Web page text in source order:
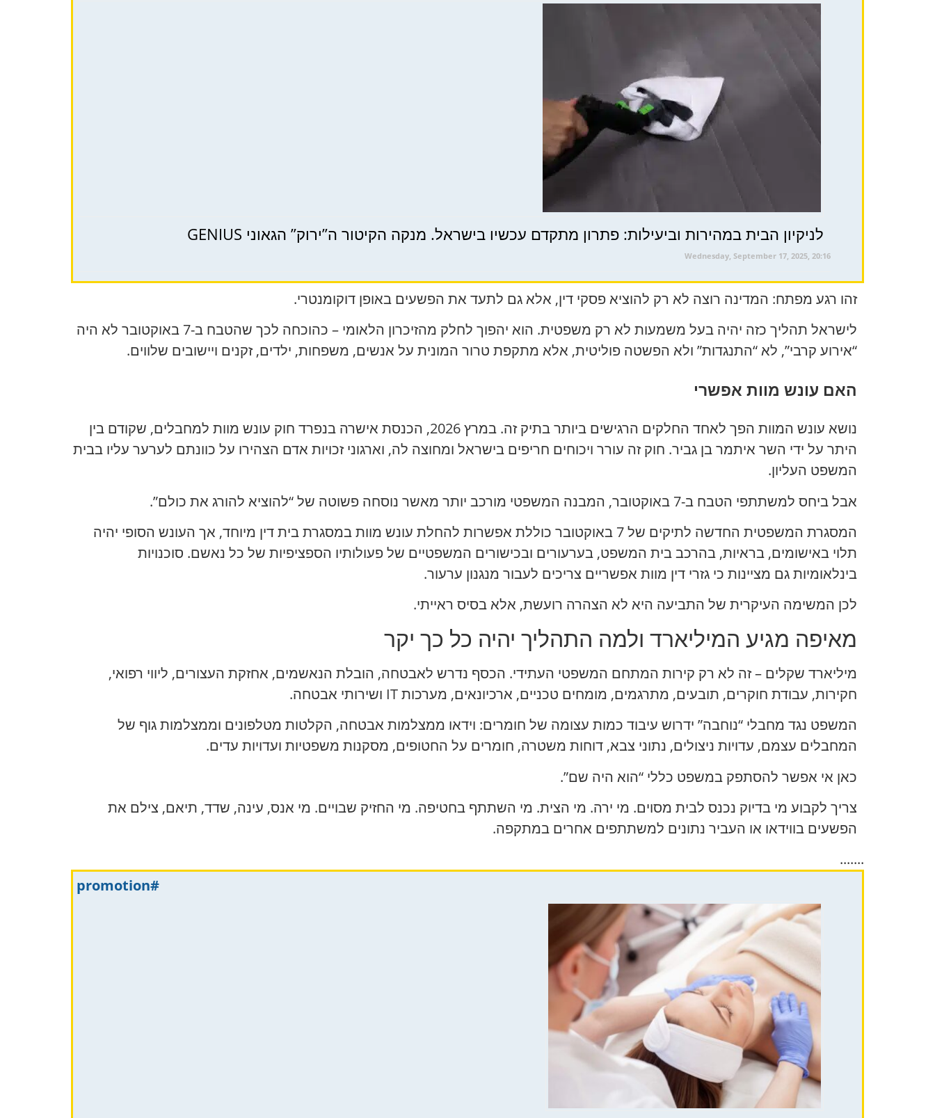
לניקיון הבית במהירות וביעילות: פתרון מתקדם עכשיו בישראל. מנקה הקיטור ה”ירוק” הגאוני GENIUS
Wednesday, September 17, 2025, 20:16
זהו רגע מפתח: המדינה רוצה לא רק להוציא פסקי דין, אלא גם לתעד את הפשעים באופן דוקומנטרי.
לישראל תהליך כזה יהיה בעל משמעות לא רק משפטית. הוא יהפוך לחלק מהזיכרון הלאומי – כהוכחה לכך שהטבח ב-7 באוקטובר לא היה
“אירוע קרבי”, לא “התנגדות” ולא הפשטה פוליטית, אלא מתקפת טרור המונית על אנשים, משפחות, ילדים, זקנים ויישובים שלווים.
האם עונש מוות אפשרי
נושא עונש המוות הפך לאחד החלקים הרגישים ביותר בתיק זה. במרץ 2026, הכנסת אישרה בנפרד חוק עונש מוות למחבלים, שקודם בין
היתר על ידי השר איתמר בן גביר. חוק זה עורר ויכוחים חריפים בישראל ומחוצה לה, וארגוני זכויות אדם הצהירו על כוונתם לערער עליו בבית
המשפט העליון.
אבל ביחס למשתתפי הטבח ב-7 באוקטובר, המבנה המשפטי מורכב יותר מאשר נוסחה פשוטה של “להוציא להורג את כולם”.
המסגרת המשפטית החדשה לתיקים של 7 באוקטובר כוללת אפשרות להחלת עונש מוות במסגרת בית דין מיוחד, אך העונש הסופי יהיה
תלוי באישומים, בראיות, בהרכב בית המשפט, בערעורים ובכישורים המשפטיים של פעולותיו הספציפיות של כל נאשם. סוכנויות
בינלאומיות גם מציינות כי גזרי דין מוות אפשריים צריכים לעבור מנגנון ערעור.
לכן המשימה העיקרית של התביעה היא לא הצהרה רועשת, אלא בסיס ראייתי.
מאיפה מגיע המיליארד ולמה התהליך יהיה כל כך יקר
מיליארד שקלים – זה לא רק קירות המתחם המשפטי העתידי. הכסף נדרש לאבטחה, הובלת הנאשמים, אחזקת העצורים, ליווי רפואי,
חקירות, עבודת חוקרים, תובעים, מתרגמים, מומחים טכניים, ארכיונאים, מערכות IT ושירותי אבטחה.
המשפט נגד מחבלי “נוחבה” ידרוש עיבוד כמות עצומה של חומרים: וידאו ממצלמות אבטחה, הקלטות מטלפונים וממצלמות גוף של
המחבלים עצמם, עדויות ניצולים, נתוני צבא, דוחות משטרה, חומרים על החטופים, מסקנות משפטיות ועדויות עדים.
כאן אי אפשר להסתפק במשפט כללי “הוא היה שם”.
צריך לקבוע מי בדיוק נכנס לבית מסוים. מי ירה. מי הצית. מי השתתף בחטיפה. מי החזיק שבויים. מי אנס, עינה, שדד, תיאם, צילם את
הפשעים בווידאו או העביר נתונים למשתתפים אחרים במתקפה.
.......
#promotion